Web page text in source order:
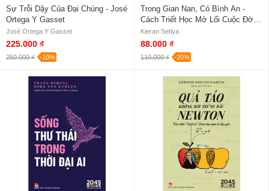
Sự Trỗi Dậy Của Đại Chúng - José
Ortega Y Gasset
José Ortega Y Gasset
225.000 ₫
250.000 ₫ -10%
Trong Gian Nan, Có Bình An -
Cách Triết Học Mở Lối Cuộc Đời -
Kieran Setiya
Kieran Setiya
88.000 ₫
110.000 ₫ -20%